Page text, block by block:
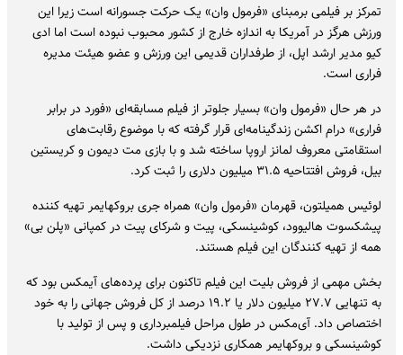
تمرکز بر فیلمی برمبنای «فرمول وان» یک حرکت جسورانه است زیرا این
ورزش هرگز در آمریکا به اندازه خارج از کشور محبوب نبوده است اما ادی
کیو مدیر ارشد اپل، از طرفداران قدیمی این ورزش و عضو هیئت مدیره
فراری است.
در هر حال «فرمول وان» بسیار جلوتر از فیلم مسابقه‌ای «فورد در برابر
فراری» درام اکشن زندگینامه‌ای قرار گرفته که با موضوع رقابت‌های
استقامتی معروف لمانز اروپا ساخته شد و با بازی مت دیمون و کریستین
بیل، فروش افتتاحیه ۳۱.۵ میلیون دلاری را ثبت کرد.
لوئیس همیلتون، قهرمان «فرمول وان» همراه جری بروکهایمر تهیه کننده
پیشکسوت هالیوود، کوشینسکی، پیت و شرکای پیت در کمپانی «پلن بی»
همه از تهیه کنندگان این فیلم هستند.
بخش مهمی از فروش بلیت این فیلم تاکنون برای پرده‌های آیمکس بود که
به تنهایی ۲۷.۷ میلیون دلار یا ۱۹.۲ درصد از کل فروش جهانی را به خود
اختصاص داد. آی‌مکس در طول مراحل فیلمبرداری و پس از تولید با
کوشینسکی و بروکهایمر همکاری نزدیکی داشت.